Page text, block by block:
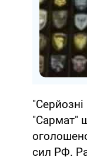
"Сармат"
сил РФ.